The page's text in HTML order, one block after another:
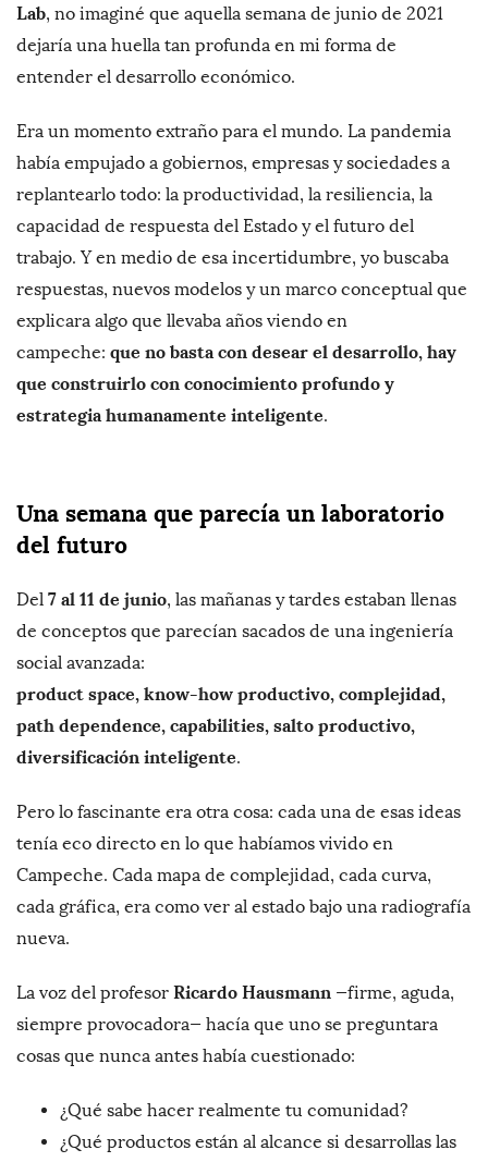
Lab, no imaginé que aquella semana de junio de 2021
dejaría una huella tan profunda en mi forma de
entender el desarrollo económico.
Era un momento extraño para el mundo. La pandemia
había empujado a gobiernos, empresas y sociedades a
replantearlo todo: la productividad, la resiliencia, la
capacidad de respuesta del Estado y el futuro del
trabajo. Y en medio de esa incertidumbre, yo buscaba
respuestas, nuevos modelos y un marco conceptual que
explicara algo que llevaba años viendo en
campeche: que no basta con desear el desarrollo, hay
que construirlo con conocimiento profundo y
estrategia humanamente inteligente.
Una semana que parecía un laboratorio
del futuro
Del 7 al 11 de junio, las mañanas y tardes estaban llenas
de conceptos que parecían sacados de una ingeniería
social avanzada:
product space, know-how productivo, complejidad,
path dependence, capabilities, salto productivo,
diversificación inteligente.
Pero lo fascinante era otra cosa: cada una de esas ideas
tenía eco directo en lo que habíamos vivido en
Campeche. Cada mapa de complejidad, cada curva,
cada gráfica, era como ver al estado bajo una radiografía
nueva.
La voz del profesor Ricardo Hausmann —firme, aguda,
siempre provocadora— hacía que uno se preguntara
cosas que nunca antes había cuestionado:
¿Qué sabe hacer realmente tu comunidad?
¿Qué productos están al alcance si desarrollas las